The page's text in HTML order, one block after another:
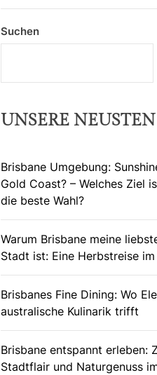
Suchen
UNSERE
Brisbane Umgebung:
Gold Coast? – Welches Ziel
die beste Wahl?
Warum Brisbane meine
Stadt ist: Eine Herbstreise
Brisbanes Fine Dining: Wo
australische Kulinarik trifft
Brisbane entspannt erleben:
Stadtflair und Naturgenuss